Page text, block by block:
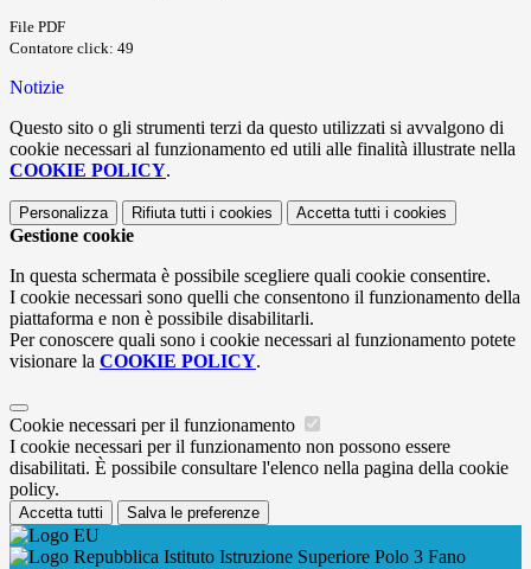
File PDF
Contatore click: 49
Notizie
Questo sito o gli strumenti terzi da questo utilizzati si avvalgono di
cookie necessari al funzionamento ed utili alle finalità illustrate nella
COOKIE POLICY.
Personalizza Rifiuta tutti i cookies Accetta tutti i cookies
Gestione cookie
In questa schermata è possibile scegliere quali cookie consentire.
I cookie necessari sono quelli che consentono il funzionamento della
piattaforma e non è possibile disabilitarli.
Per conoscere quali sono i cookie necessari al funzionamento potete
visionare la COOKIE POLICY.
Cookie necessari per il funzionamento
I cookie necessari per il funzionamento non possono essere
disabilitati. È possibile consultare l'elenco nella pagina della cookie
policy.
Accetta tutti Salva le preferenze
Istituto Istruzione Superiore Polo 3 Fano